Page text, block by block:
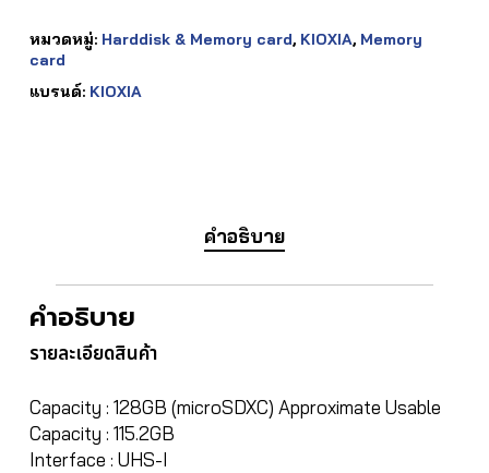
หมวดหมู่: Harddisk & Memory card, KIOXIA, Memory
card
แบรนด์: KIOXIA
คำอธิบาย
คำอธิบาย
รายละเอียดสินค้า
Capacity : 128GB (microSDXC) Approximate Usable
Capacity : 115.2GB
Interface : UHS-I